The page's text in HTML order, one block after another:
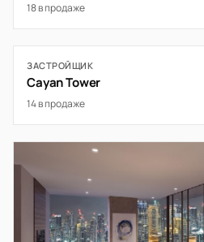
18 в продаже
ЗАСТРОЙЩИК
Cayan Tower
14 в продаже